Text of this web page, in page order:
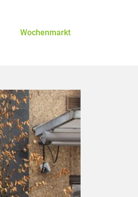
Wochenmarkt